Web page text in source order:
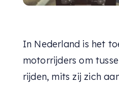
In Nederland is het
motorrijders om
rijden, mits zij zich